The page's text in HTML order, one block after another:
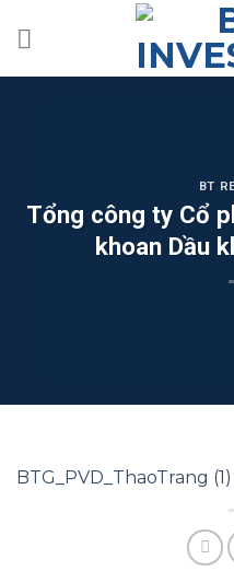
BT
Tổng công ty Cổ
khoan Dầu
BTG_PVD_ThaoTrang (1)